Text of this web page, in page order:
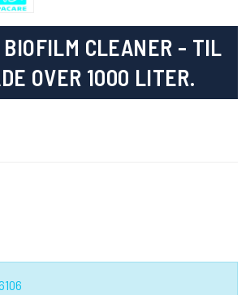
BIOFILM CLEANER - TIL
OVER 1000 LITER.